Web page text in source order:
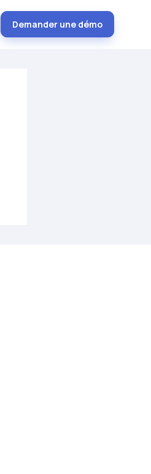
Demander une démo